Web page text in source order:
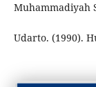
Muhammadiyah
Udarto. (1990).